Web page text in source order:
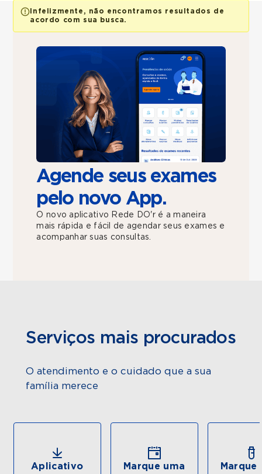
Infelizmente, não encontramos resultados de
acordo com sua busca.
Agende seus exames
pelo novo App.
O novo aplicativo Rede DO'r é a maneira
mais rápida e fácil de agendar seus exames e
acompanhar suas consultas.
Serviços mais procurados
O atendimento e o cuidado que a sua
família merece
Aplicativo
Marque uma
Marque